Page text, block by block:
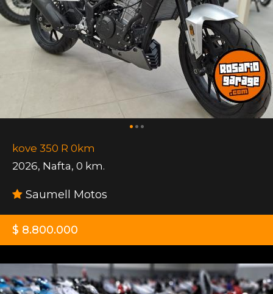
kove 350 R 0km
2026, Nafta, 0 km.
Saumell Motos
$ 8.800.000